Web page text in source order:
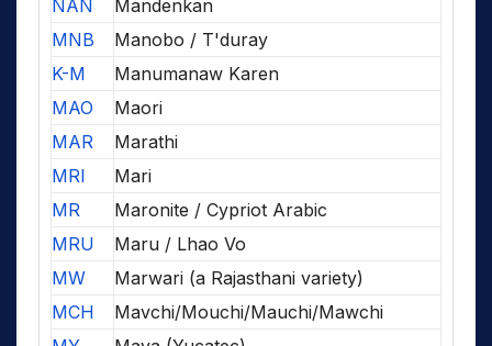
NAN
Mandenkan
MNB
Manobo / T'duray
K-M
Manumanaw Karen
MAO
Maori
MAR
Marathi
MRI
Mari
MR
Maronite / Cypriot Arabic
MRU
Maru / Lhao Vo
MW
Marwari (a Rajasthani variety)
MCH
Mavchi/Mouchi/Mauchi/Mawchi